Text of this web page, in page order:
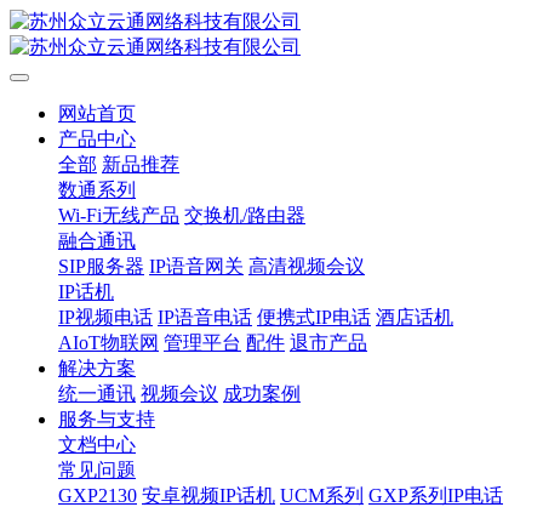
网站首页
产品中心
全部 新品推荐
数通系列
Wi-Fi无线产品 交换机/路由器
融合通讯
SIP服务器 IP语音网关 高清视频会议
IP话机
IP视频电话 IP语音电话 便携式IP电话 酒店话机
AIoT物联网 管理平台 配件 退市产品
解决方案
统一通讯 视频会议 成功案例
服务与支持
文档中心
常见问题
GXP2130 安卓视频IP话机 UCM系列 GXP系列IP电话